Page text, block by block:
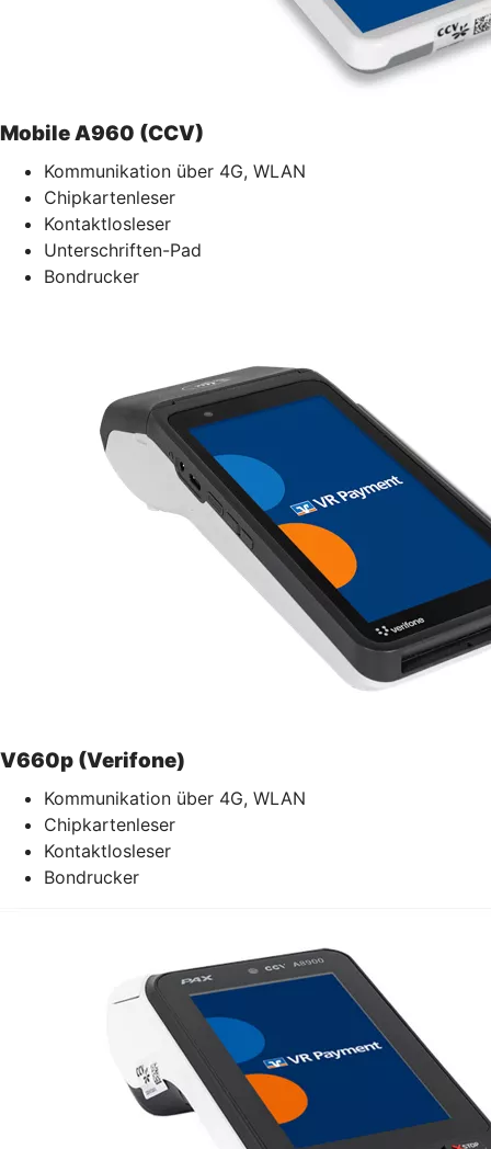
Mobile A960 (CCV)
Kommunikation über 4G, WLAN
Chipkartenleser
Kontaktlosleser
Unterschriften-Pad
Bondrucker
V660p (Verifone)
Kommunikation über 4G, WLAN
Chipkartenleser
Kontaktlosleser
Bondrucker